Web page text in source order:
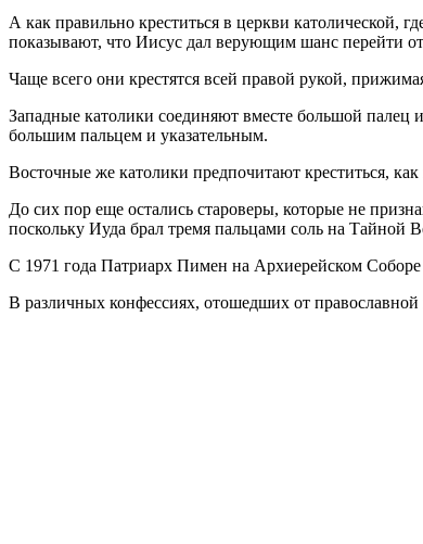
А как правильно креститься в церкви католической,
показывают, что Иисус дал верующим шанс перейти
Чаще всего они крестятся всей правой рукой,
Западные католики соединяют вместе большой
большим пальцем и указательным.
Восточные же католики предпочитают креститься,
До сих пор еще остались староверы, которые не
поскольку Иуда брал тремя пальцами соль на Тайной
С 1971 года Патриарх Пимен на Архиерейском Соборе
В различных конфессиях, отошедших от православной